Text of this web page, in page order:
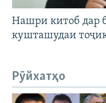
Нашри китоб дар
кушташудаи
Рӯйхатҳо